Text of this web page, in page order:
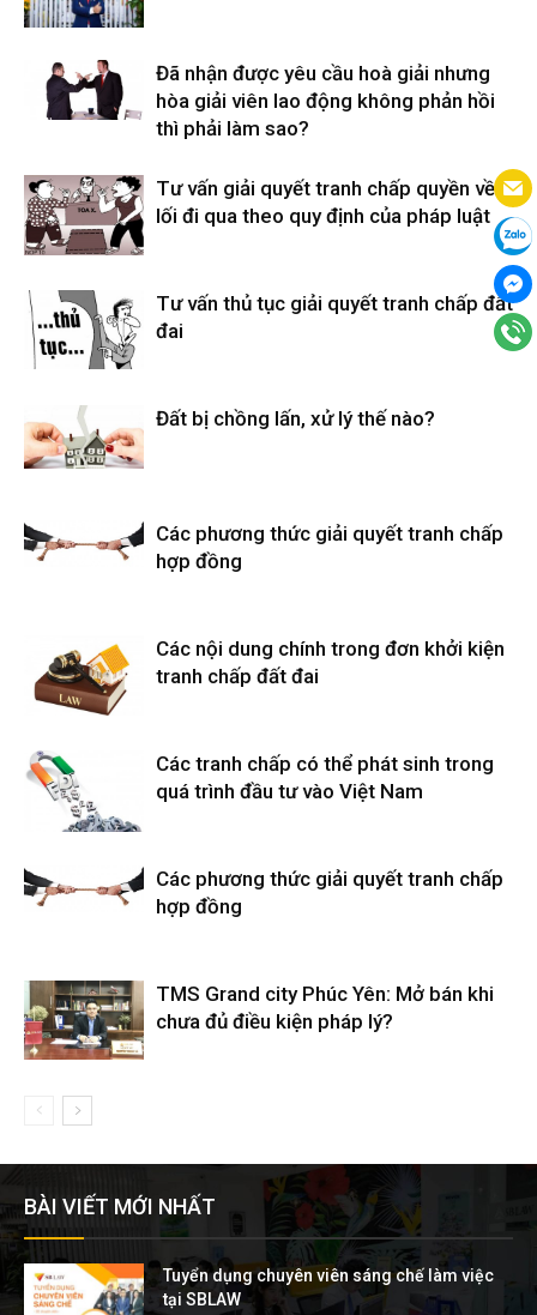
Đã nhận được yêu cầu hoà giải nhưng
hòa giải viên lao động không phản hồi
thì phải làm sao?
Tư vấn giải quyết tranh chấp quyền về
lối đi qua theo quy định của pháp luật
Tư vấn thủ tục giải quyết tranh chấp đất
đai
Đất bị chồng lấn, xử lý thế nào?
Các phương thức giải quyết tranh chấp
hợp đồng
Các nội dung chính trong đơn khởi kiện
tranh chấp đất đai
Các tranh chấp có thể phát sinh trong
quá trình đầu tư vào Việt Nam
Các phương thức giải quyết tranh chấp
hợp đồng
TMS Grand city Phúc Yên: Mở bán khi
chưa đủ điều kiện pháp lý?
BÀI VIẾT MỚI NHẤT
Tuyển dụng chuyên viên sáng chế làm việc
tại SBLAW